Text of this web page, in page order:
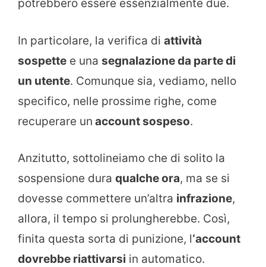
potrebbero essere essenzialmente due.
In particolare, la verifica di attività
sospette e una segnalazione da parte di
un utente. Comunque sia, vediamo, nello
specifico, nelle prossime righe, come
recuperare un account sospeso.
Anzitutto, sottolineiamo che di solito la
sospensione dura qualche ora, ma se si
dovesse commettere un’altra infrazione,
allora, il tempo si prolungherebbe. Così,
finita questa sorta di punizione, l‘account
dovrebbe riattivarsi in automatico.